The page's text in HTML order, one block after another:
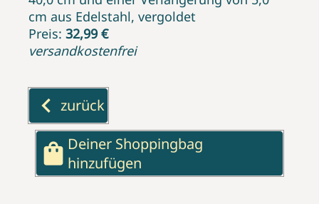
cm aus Edelstahl, vergoldet
Preis: 32,99 €
versandkostenfrei
keyboard_arrow_left zurück
shopping_bag Deiner Shoppingbag
hinzufügen